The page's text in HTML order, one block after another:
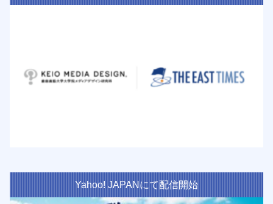
Yahoo! JAPANにて配信開始